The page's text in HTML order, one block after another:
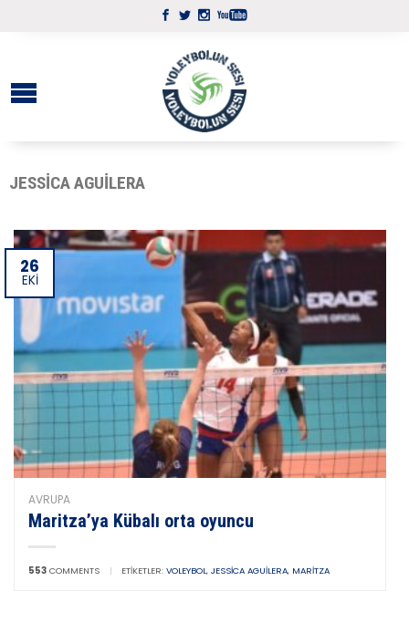
JESSICA AGUILERA
26
EKI
AVRUPA
Maritza’ya Kübalı orta oyuncu
553 COMMENTS | ETIKETLER: VOLEYBOL, JESSICA AGUILERA, MARITZA